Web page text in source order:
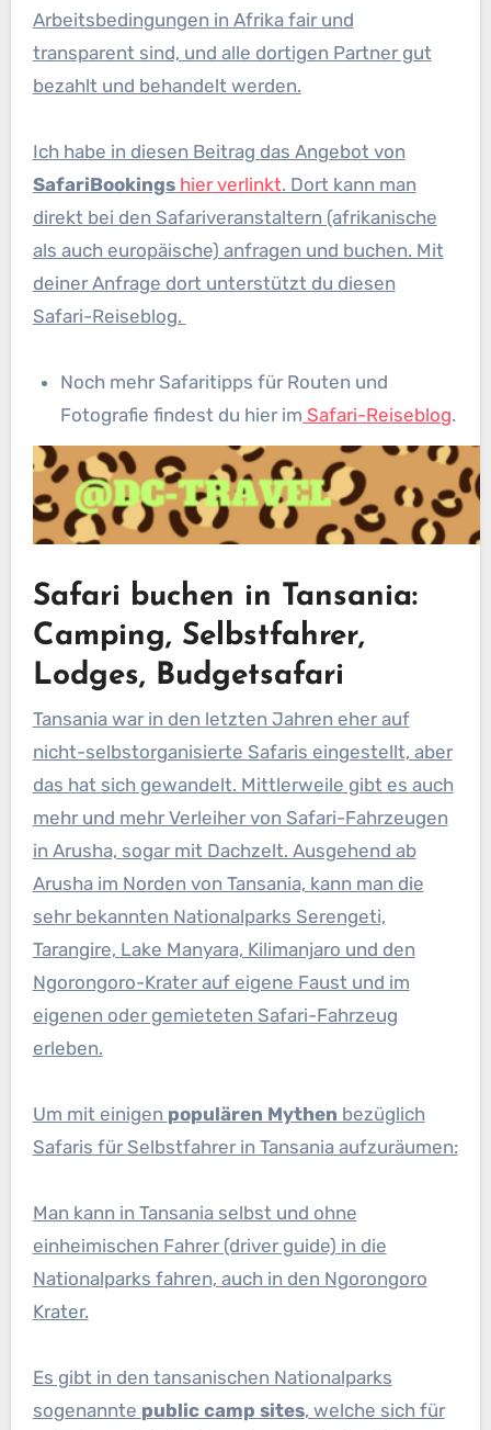
Arbeitsbedingungen in Afrika fair und
transparent sind, und alle dortigen Partner gut
bezahlt und behandelt werden.
Ich habe in diesen Beitrag das Angebot von
SafariBookings hier verlinkt. Dort kann man
direkt bei den Safariveranstaltern (afrikanische
als auch europäische) anfragen und buchen. Mit
deiner Anfrage dort unterstützt du diesen
Safari-Reiseblog.
Noch mehr Safaritipps für Routen und
Fotografie findest du hier im Safari-Reiseblog.
Safari buchen in Tansania:
Camping, Selbstfahrer,
Lodges, Budgetsafari
Tansania war in den letzten Jahren eher auf
nicht-selbstorganisierte Safaris eingestellt, aber
das hat sich gewandelt. Mittlerweile gibt es auch
mehr und mehr Verleiher von Safari-Fahrzeugen
in Arusha, sogar mit Dachzelt. Ausgehend ab
Arusha im Norden von Tansania, kann man die
sehr bekannten Nationalparks Serengeti,
Tarangire, Lake Manyara, Kilimanjaro und den
Ngorongoro-Krater auf eigene Faust und im
eigenen oder gemieteten Safari-Fahrzeug
erleben.
Um mit einigen populären Mythen bezüglich
Safaris für Selbstfahrer in Tansania aufzuräumen:
Man kann in Tansania selbst und ohne
einheimischen Fahrer (driver guide) in die
Nationalparks fahren, auch in den Ngorongoro
Krater.
Es gibt in den tansanischen Nationalparks
sogenannte public camp sites, welche sich für